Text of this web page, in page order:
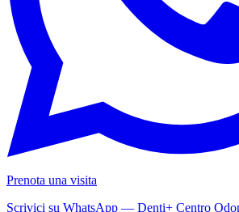
Prenota una visita
Scrivici su WhatsApp — Denti+ Centro